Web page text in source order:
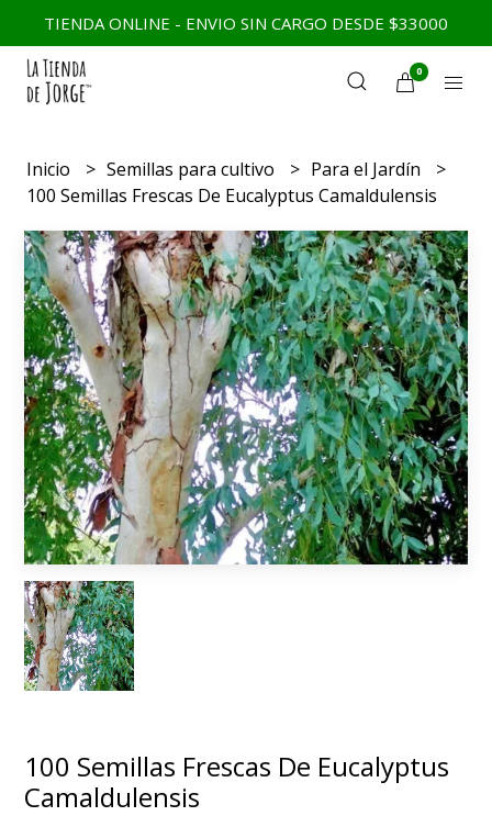
TIENDA ONLINE - ENVIO SIN CARGO DESDE $33000
0
Inicio Semillas para cultivo
Para el Jardín
100 Semillas Frescas De Eucalyptus Camaldulensis
100 Semillas Frescas De Eucalyptus
Camaldulensis